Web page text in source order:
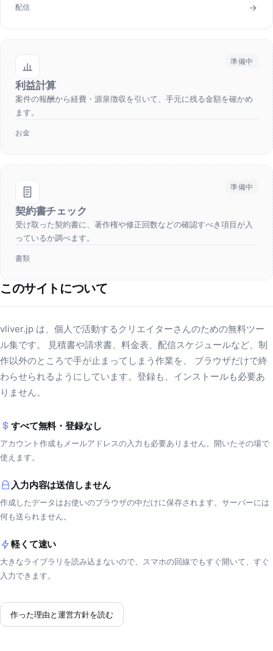
配信
準備中
利益計算
案件の報酬から経費・源泉徴収を引いて、手元に残る金額を確かめ
ます。
お金
準備中
契約書チェック
受け取った契約書に、著作権や修正回数などの確認すべき項目が入
っているか調べます。
書類
このサイトについて
vliver.jp は、個人で活動するクリエイターさんのための無料ツー
ル集です。 見積書や請求書、料金表、配信スケジュールなど、制
作以外のところで手が止まってしまう作業を、 ブラウザだけで終
わらせられるようにしています。登録も、インストールも必要あ
りません。
すべて無料・登録なし
アカウント作成もメールアドレスの入力も必要ありません。開いたその場で
使えます。
入力内容は送信しません
作成したデータはお使いのブラウザの中だけに保存されます。サーバーには
何も送られません。
軽くて速い
大きなライブラリを読み込まないので、スマホの回線でもすぐ開いて、すぐ
入力できます。
作った理由と運営方針を読む